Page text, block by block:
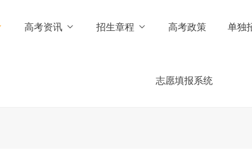
高考资讯 招生章程 高考政策 单独
志愿填报系统